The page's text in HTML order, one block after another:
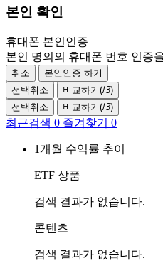
본인 확인
휴대폰 본인인증
본인 명의의 휴대폰 번호 인증
취소
본인인증 하기
선택취소
비교하기(/3)
선택취소
비교하기(/3)
최근검색 0 즐겨찾기 0
1개월 수익률 추이
ETF 상품
검색 결과가 없습니다.
콘텐츠
검색 결과가 없습니다.